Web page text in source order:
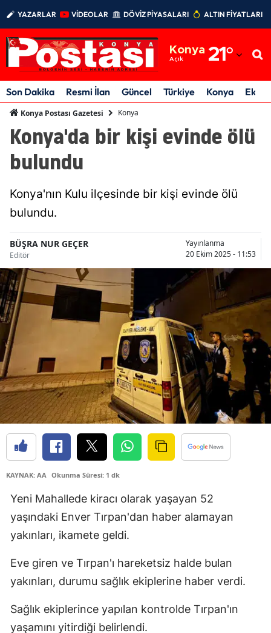
YAZARLAR VİDEOLAR DÖVİZ PİYASALARI ALTIN FİYATLARI
Konya
Açık 21°
Adıyaman
Afyonkarahisar
Amasya
Aydın
Balıkesir
Bilecik
Bitlis
Bolu
Burdur
Bursa
Çanakkale
Çankırı
Edirne
Elazığ
Erzincan
Son Dakika Resmi İlan Güncel Türkiye Konya
Konya Postası Gazetesi Konya
Konya'da bir kişi evinde ölü
bulundu
Konya'nın Kulu ilçesinde bir kişi evinde ölü
bulundu.
BÜŞRA NUR GEÇER
Editör
Yayınlanma
20 Ekim 2025 - 11:53
KAYNAK: AA Okunma Süresi: 1 dk
Yeni Mahallede kiracı olarak yaşayan 52
yaşındaki Enver Tırpan'dan haber alamayan
yakınları, ikamete geldi.
Eve giren ve Tırpan'ı hareketsiz halde bulan
yakınları, durumu sağlık ekiplerine haber verdi.
Sağlık ekiplerince yapılan kontrolde Tırpan'ın
yaşamını yitirdiği belirlendi.